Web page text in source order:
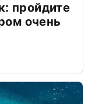
пройдите
очень